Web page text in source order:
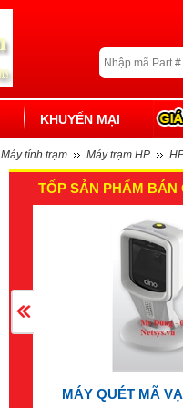
KHUYẾN MẠI
Máy tính trạm Máy trạm HP
TỐP SẢN PHẨM BÁN
MÁY QUÉT MÃ